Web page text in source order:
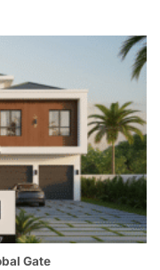
Gate